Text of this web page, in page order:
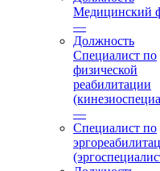
Медицинский
—
Должность
Специалист по
физической
реабилитации
—
Специалист по